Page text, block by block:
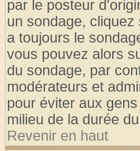
par le posteur
un sondage,
a toujours le
vous pouvez alors
du sondage, par
modérateurs et
pour éviter aux
milieu de la durée
Revenir en haut